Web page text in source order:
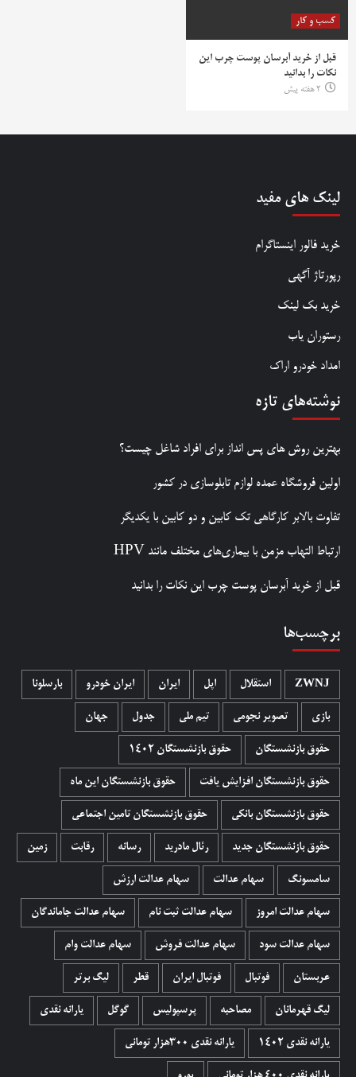
کسب و کار
قبل از خرید آبرسان پوست چرب این
نکات را بدانید
2 هفته پیش
لینک های مفید
خرید فالور اینستاگرام
رپورتاژ آگهی
خرید بک لینک
رستوران یاب
امداد خودرو اراک
نوشته‌های تازه
بهترین روش‌ های پس‌ انداز برای افراد شاغل چیست؟
اولین فروشگاه عمده لوازم تابلوسازی در کشور
تفاوت بالابر کارگاهی تک کابین و دو کابین با یکدیگر
ارتباط التهاب مزمن با بیماری‌های مختلف مانند HPV
قبل از خرید آبرسان پوست چرب این نکات را بدانید
برچسب‌ها
ZWNJ استقلال اپل ایران ایران خودرو بارسلونا
بازی تصویر نجومی تیم ملی جدول جهان
حقوق بازنشستگان حقوق بازنشستگان 1402
حقوق بازنشستگان افزایش یافت حقوق بازنشستگان این ماه
حقوق بازنشستگان بانکی حقوق بازنشستگان تامین اجتماعی
حقوق بازنشستگان جدید رئال مادرید رسانه رقابت زمین
سامسونگ سهام عدالت سهام عدالت ارزش
سهام عدالت امروز سهام عدالت ثبت نام سهام عدالت جاماندگان
سهام عدالت سود سهام عدالت فروش سهام عدالت وام
عربستان فوتبال فوتبال ایران قطر لیگ برتر
لیگ قهرمانان مصاحبه پرسپولیس گوگل یارانه نقدی
یارانه نقدی 1402 یارانه نقدی ۳۰۰هزار تومانی